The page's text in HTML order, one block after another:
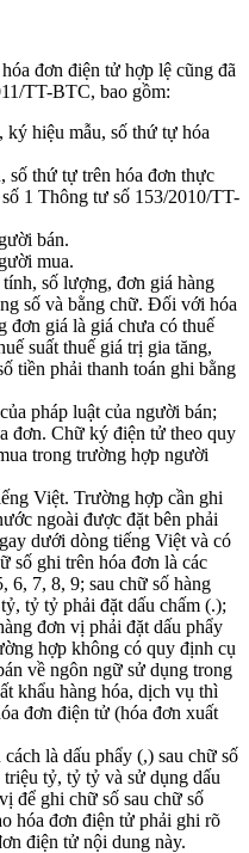
đơn điện tử hợp lệ cũng đã
TT-BTC, bao gồm:
ký hiệu mẫu, số thứ tự hóa
số thứ tự trên hóa đơn thực
1 Thông tư số 153/2010/TT-
bán.
mua.
số lượng, đơn giá hàng
số và bằng chữ. Đối với hóa
đơn giá là giá chưa có thuế
suất thuế giá trị gia tăng,
tiền phải thanh toán ghi bằng
pháp luật của người bán;
đơn. Chữ ký điện tử theo quy
trong trường hợp người
Việt. Trường hợp cần ghi
ngoài được đặt bên phải
dưới dòng tiếng Việt và có
số ghi trên hóa đơn là các
6, 7, 8, 9; sau chữ số hàng
tỷ tỷ phải đặt dấu chấm (.);
đơn vị phải đặt dấu phẩy
hợp không có quy định cụ
về ngôn ngữ sử dụng trong
khẩu hàng hóa, dịch vụ thì
đơn điện tử (hóa đơn xuất
là dấu phẩy (,) sau chữ số
tỷ, tỷ tỷ và sử dụng dấu
để ghi chữ số sau chữ số
hóa đơn điện tử phải ghi rõ
điện tử nội dung này.